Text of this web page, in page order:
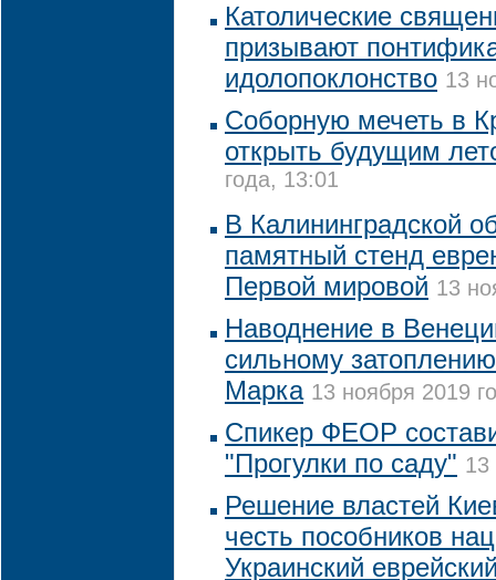
Католические
призывают
идолопоклонство 13
Соборную мечеть в
открыть будущим
года, 13:01
В Калининградской
памятный стенд
Первой мировой 13
Наводнение в
сильному
Марка 13 ноября 2019
Спикер ФЕОР
"Прогулки по саду" 13
Решение властей
честь пособников
Украинский